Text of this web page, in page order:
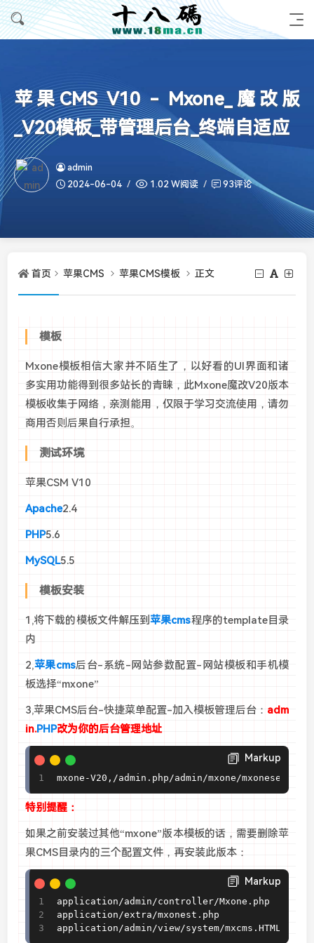
苹果CMS V10 - Mxone_魔改版
_V20模板_带管理后台_终端自适应
admin
2024-06-04
1.02 W阅读 93评论
首页 苹果CMS 苹果CMS模板 正文
模板
Mxone模板相信大家并不陌生了，以好看的UI界面和诸
多实用功能得到很多站长的青睐，此Mxone魔改V20版本
模板收集于网络，亲测能用，仅限于学习交流使用，请勿
商用否则后果自行承担。
测试环境
苹果CSM V10
Apache2.4
PHP5.6
MySQL5.5
模板安装
1,将下载的模板文件解压到苹果cms程序的template目录
内
2,苹果cms后台-系统-网站参数配置-网站模板和手机模
板选择“mxone”
3,苹果CMS后台-快捷菜单配置-加入模板管理后台： adm
in.PHP改为你的后台管理地址
Markup
mxone-V20,/admin.php/admin/mxone/mxoneset
特别提醒：
如果之前安装过其他“mxone”版本模板的话，需要删除苹
果CMS目录内的三个配置文件，再安装此版本：
Markup
application/admin/controller/Mxone.php
application/extra/mxonest.php
application/admin/view/system/mxcms.HTML